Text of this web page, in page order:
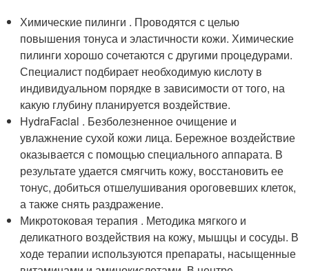
Химические пилинги . Проводятся с целью
повышения тонуса и эластичности кожи. Химические
пилинги хорошо сочетаются с другими процедурами.
Специалист подбирает необходимую кислоту в
индивидуальном порядке в зависимости от того, на
какую глубину планируется воздействие.
HydraFacial . Безболезненное очищение и
увлажнение сухой кожи лица. Бережное воздействие
оказывается с помощью специального аппарата. В
результате удается смягчить кожу, восстановить ее
тонус, добиться отшелушивания ороговевших клеток,
а также снять раздражение.
Микротоковая терапия . Методика мягкого и
деликатного воздействия на кожу, мышцы и сосуды. В
ходе терапии используются препараты, насыщенные